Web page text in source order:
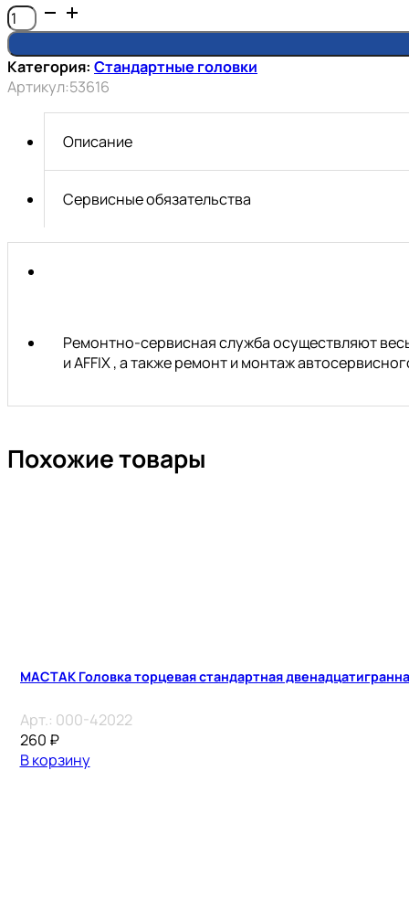
Количество
товара
Головка
торцевая
F-
53616:
торкс
Е16х28мм
FORCE
Категория: Стандартные головки
Артикул:53616
Описание
Сервисные обязательства
Ремонтно-сервисная служба осуществляют
и AFFIX , а также ремонт и монтаж
Похожие товары
МАСТАК Головка торцевая стандартная
Арт.: 000-42022
260 ₽
В корзину